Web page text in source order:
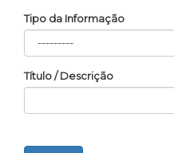
Tipo da Informação
Título / Descrição